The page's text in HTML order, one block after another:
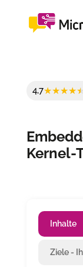
4,7
Kernel-
Inhalte
Ziele -